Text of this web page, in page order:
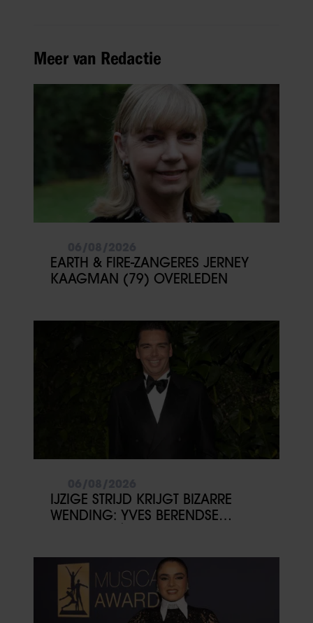
Meer van Redactie
EARTH & FIRE-ZANGERES JERNEY
KAAGMAN (79) OVERLEDEN
IJZIGE STRIJD KRIJGT BIZARRE
WENDING: YVES BERENDSE